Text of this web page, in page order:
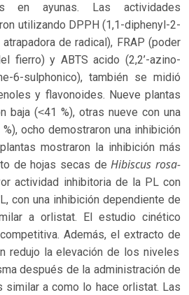
en ayunas. Las actividades
utilizando DPPH (1,1-diphenyl-2-
de radical), FRAP (poder
fierro) y ABTS acido (2,2’-azino-
6-sulphonico), también se midió
y flavonoides. Nueve plantas
baja (˂41 %), otras nueve con una
ocho demostraron una inhibición
mostraron la inhibición más
de hojas secas deHibiscus rosa-
actividad inhibitoria de la PL con
con una inhibición dependiente de
a orlistat. El estudio cinético
Además, el extracto de
redujo la elevación de los niveles
después de la administración de
similar a como lo hace orlistat. Las